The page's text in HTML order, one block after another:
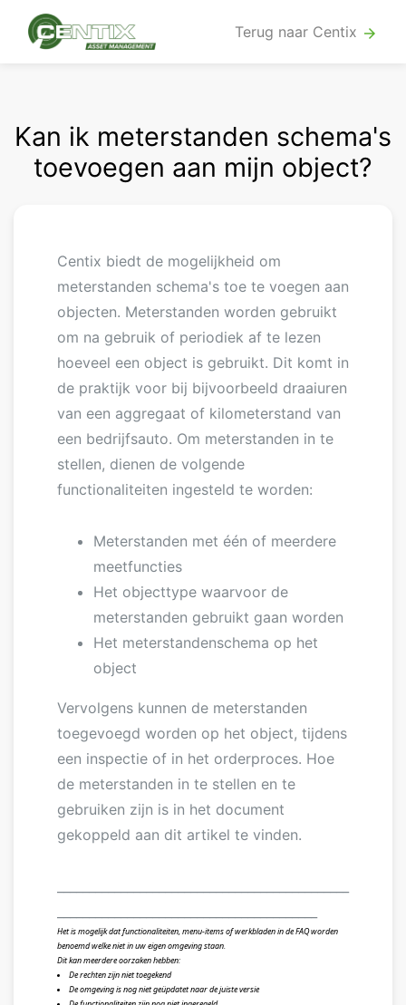
Terug naar Centix arrow_forward
Kan ik meterstanden schema's
toevoegen aan mijn object?
Centix biedt de mogelijkheid om
meterstanden schema's toe te voegen aan
objecten. Meterstanden worden gebruikt
om na gebruik of periodiek af te lezen
hoeveel een object is gebruikt. Dit komt in
de praktijk voor bij bijvoorbeeld draaiuren
van een aggregaat of kilometerstand van
een bedrijfsauto. Om meterstanden in te
stellen, dienen de volgende
functionaliteiten ingesteld te worden:
Meterstanden met één of meerdere
meetfuncties
Het objecttype waarvoor de
meterstanden gebruikt gaan worden
Het meterstandenschema op het
object
Vervolgens kunnen de meterstanden
toegevoegd worden op het object, tijdens
een inspectie of in het orderproces. Hoe
de meterstanden in te stellen en te
gebruiken zijn is in het document
gekoppeld aan dit artikel te vinden.
Het is mogelijk dat functionaliteiten, menu-items of werkbladen in de FAQ worden
benoemd welke niet in uw eigen omgeving staan.
Dit kan meerdere oorzaken hebben:
De rechten zijn niet toegekend
De omgeving is nog niet geüpdatet naar de juiste versie